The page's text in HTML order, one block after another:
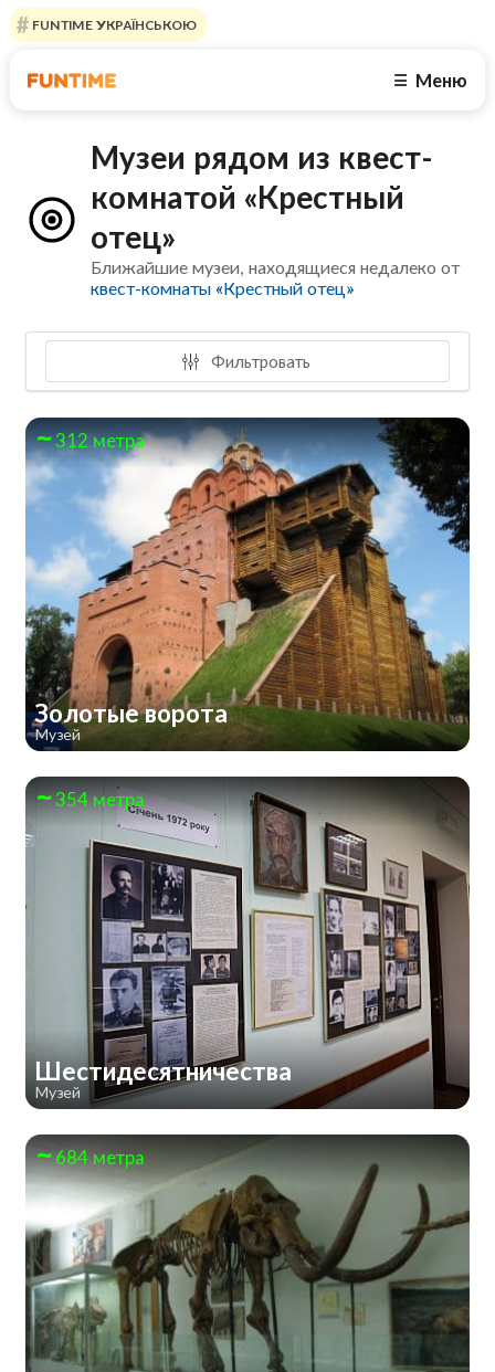
FUNTIME УКРАЇНСЬКОЮ
☰ Меню
Музеи рядом из квест-
комнатой «Крестный
отец»
Ближайшие музеи, находящиеся недалеко от
квест-комнаты «Крестный отец»
Фильтровать
312 метра
Золотые ворота
Музей
354 метра
Шестидесятничества
Музей
684 метра